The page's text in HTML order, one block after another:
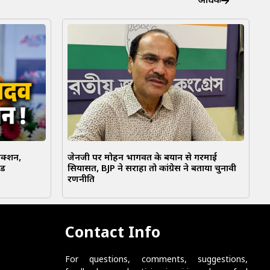
जेनजी पर मोहन भागवत के बयान से गरमाई
सियासत, BJP ने सराहा तो कांग्रेस ने बताया चुनावी
रणनीति
Contact Info
For questions, comments, suggestions,